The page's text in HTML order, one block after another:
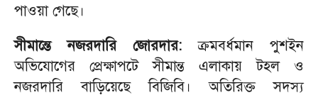
পাওয়া গেছে।
সীমান্তে নজরদারি জোরদার: ক্রমবর্ধমান পুশইন
অভিযোগের প্রেক্ষাপটে সীমান্ত এলাকায় টহল ও
নজরদারি বাড়িয়েছে বিজিবি। অতিরিক্ত সদস্য